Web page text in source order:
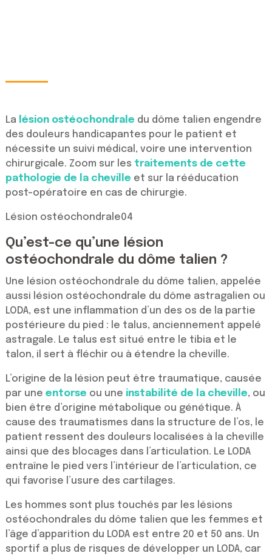
La lésion ostéochondrale du dôme talien engendre
des douleurs handicapantes pour le patient et
nécessite un suivi médical, voire une intervention
chirurgicale. Zoom sur les traitements de cette
pathologie de la cheville et sur la rééducation
post-opératoire en cas de chirurgie.
Lésion ostéochondrale04
Qu’est-ce qu’une lésion
ostéochondrale du dôme talien ?
Une lésion ostéochondrale du dôme talien, appelée
aussi lésion ostéochondrale du dôme astragalien ou
LODA, est une inflammation d’un des os de la partie
postérieure du pied : le talus, anciennement appelé
astragale. Le talus est situé entre le tibia et le
talon, il sert à fléchir ou à étendre la cheville.
L’origine de la lésion peut être traumatique, causée
par une entorse ou une instabilité de la cheville, ou
bien être d’origine métabolique ou génétique. À
cause des traumatismes dans la structure de l’os, le
patient ressent des douleurs localisées à la cheville
ainsi que des blocages dans l’articulation. Le LODA
entraîne le pied vers l’intérieur de l’articulation, ce
qui favorise l’usure des cartilages.
Les hommes sont plus touchés par les lésions
ostéochondrales du dôme talien que les femmes et
l’âge d’apparition du LODA est entre 20 et 50 ans. Un
sportif a plus de risques de développer un LODA, car